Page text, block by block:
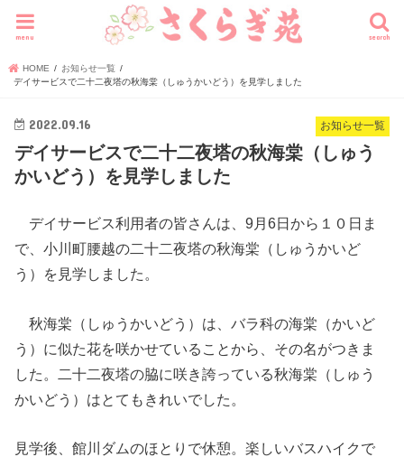
search
menu
HOME
お知らせ一覧
デイサービスで二十二夜塔の秋海棠（しゅうかいどう）を見学しました
お知らせ一覧
2022.09.16
デイサービスで二十二夜塔の秋海棠（しゅう
かいどう）を見学しました
デイサービス利用者の皆さんは、9月6日から１０日ま
で、小川町腰越の二十二夜塔の秋海棠（しゅうかいど
う）を見学しました。
秋海棠（しゅうかいどう）は、バラ科の海棠（かいど
う）に似た花を咲かせていることから、その名がつきま
した。二十二夜塔の脇に咲き誇っている秋海棠（しゅう
かいどう）はとてもきれいでした。
見学後、館川ダムのほとりで休憩。楽しいバスハイクで